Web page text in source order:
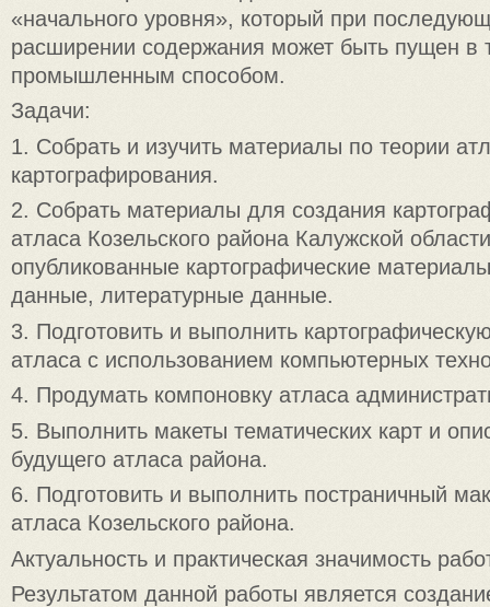
«начального уровня», который при
расширении содержания может быть пущен в
промышленным способом.
Задачи:
1. Собрать и изучить материалы по теории
картографирования.
2. Собрать материалы для создания
атласа Козельского района Калужской
опубликованные картографические
данные, литературные данные.
3. Подготовить и выполнить
атласа с использованием компьютерных
4. Продумать компоновку атласа
5. Выполнить макеты тематических карт и
будущего атласа района.
6. Подготовить и выполнить постраничный
атласа Козельского района.
Актуальность и практическая значимость
Результатом данной работы является